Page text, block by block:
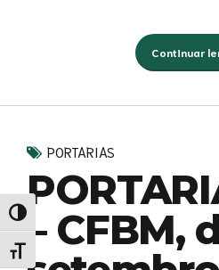
Alternar alto contraste
Alternar tamanho da fonte
Continuar
PORTARIAS
– CFBM,